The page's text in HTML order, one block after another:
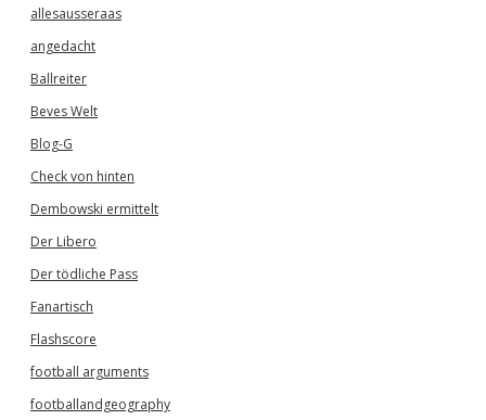
allesausseraas
angedacht
Ballreiter
Beves Welt
Blog-G
Check von hinten
Dembowski ermittelt
Der Libero
Der tödliche Pass
Fanartisch
Flashscore
football arguments
footballandgeography